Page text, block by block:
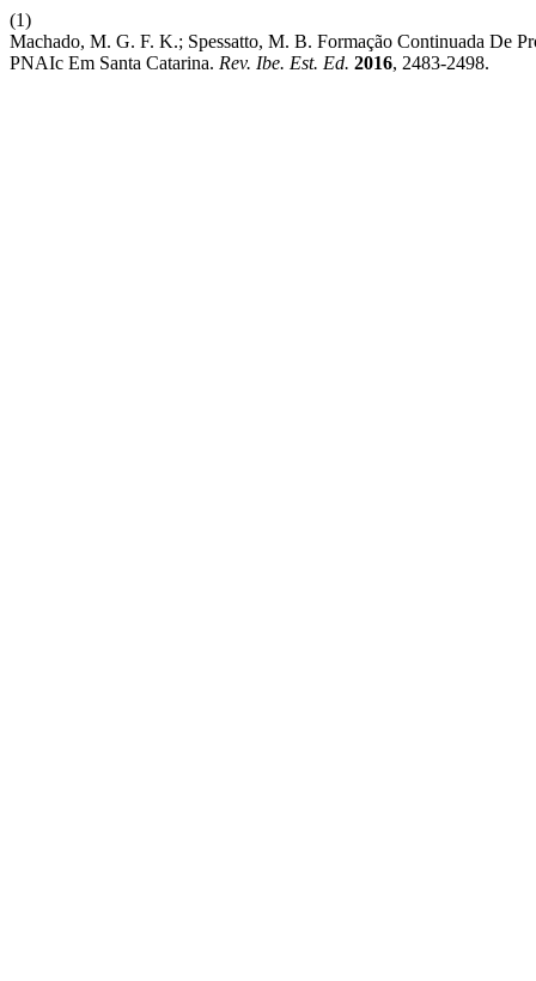
(1)
Machado, M. G. F. K.; Spessatto, M. B. Formação Continuada De
PNAIc Em Santa Catarina. Rev. Ibe. Est. Ed. 2016, 2483-2498.